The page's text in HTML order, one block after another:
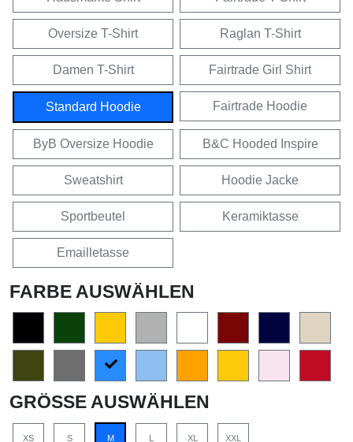
Oversize T-Shirt Raglan T-Shirt
Damen T-Shirt Fairtrade Girl Shirt
Standard Hoodie Fairtrade Hoodie
ByB Oversize Hoodie B&C Hooded Inspire
Sweatshirt Hoodie Jacke
Sportbeutel Keramiktasse
Emailletasse
FARBE AUSWÄHLEN
GRÖSSE AUSWÄHLEN
XS S M L XL XXL